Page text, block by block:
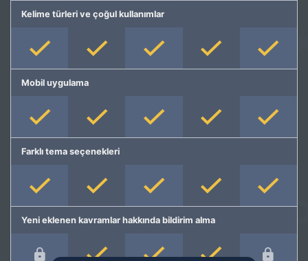
Kelime türleri ve çoğul kullanımlar
Mobil uygulama
Farklı tema seçenekleri
Yeni eklenen kavramlar hakkında bildirim alma